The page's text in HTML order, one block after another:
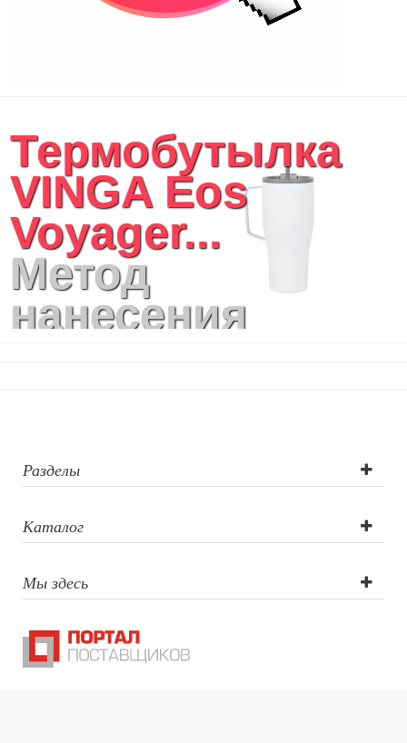
Термобутылка
VINGA Eos
Voyager...
Метод
нанесения
тампопечать
Разделы
Каталог
Мы здесь